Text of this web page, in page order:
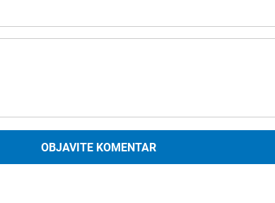
OBJAVITE KOMENTAR